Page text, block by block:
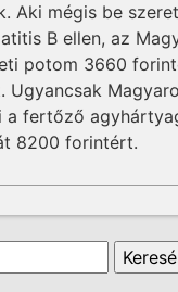
Aki mégis be
B ellen, az
potom 3660
Ugyancsak
a fertőző
8200 forintért.